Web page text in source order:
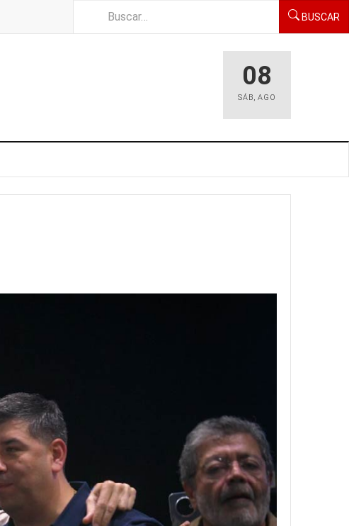
BUSCAR
08
SÁB, AGO